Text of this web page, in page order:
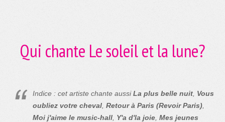
Qui chante Le soleil et la lune?
Indice : cet artiste chante aussiLa plus belle nuit Vous
oubliez votre cheval Retour à Paris (Revoir Paris)
Moi j'aime le music-hall Y'a d'la joie Mes jeunes